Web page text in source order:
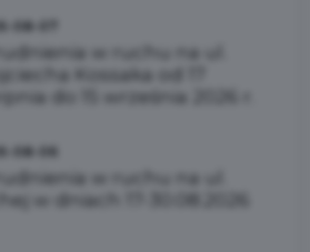
08-07
w ruchu na ul.
Kossaka od 17
do 15 września 2026 r.
08-06
w ruchu na ul.
w dniach 17-30.08.2026